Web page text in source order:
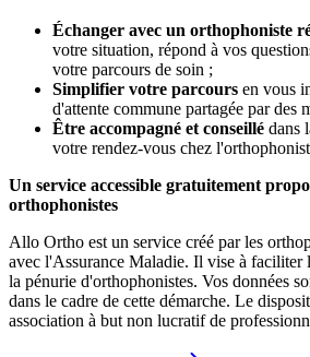
Échanger avec un orthophoniste
votre situation, répond à vos
votre parcours de soin ;
Simplifier votre parcours en vous
d'attente commune partagée par des
Être accompagné et conseillé dans
votre rendez-vous chez
Un service accessible gratuitement
orthophonistes
Allo Ortho est un service créé par les
avec l'Assurance Maladie. Il vise à faciliter
la pénurie d'orthophonistes. Vos données
dans le cadre de cette démarche. Le
association à but non lucratif de